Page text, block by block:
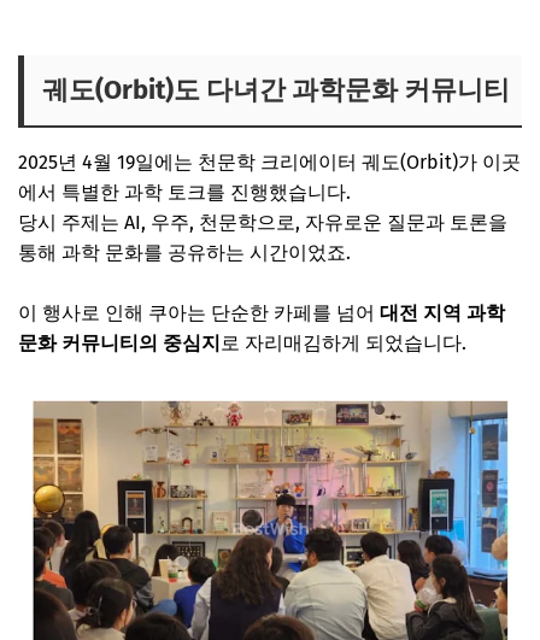
궤도(Orbit)도 다녀간 과학문화 커뮤니티
2025년 4월 19일에는 천문학 크리에이터 궤도(Orbit)가 이곳
에서 특별한 과학 토크를 진행했습니다.
당시 주제는 AI, 우주, 천문학으로, 자유로운 질문과 토론을
통해 과학 문화를 공유하는 시간이었죠.
이 행사로 인해 쿠아는 단순한 카페를 넘어 대전 지역 과학
문화 커뮤니티의 중심지로 자리매김하게 되었습니다.